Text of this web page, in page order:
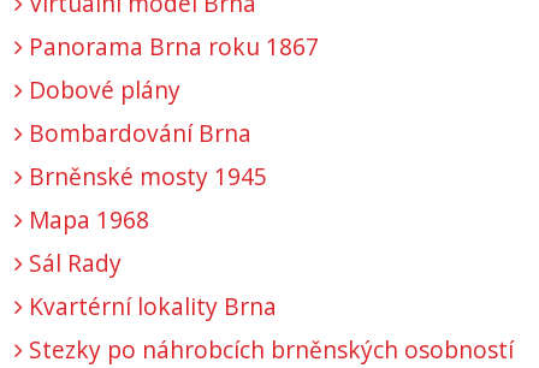
Panorama Brna roku 1867
Dobové plány
Bombardování Brna
Brněnské mosty 1945
Mapa 1968
Sál Rady
Kvartérní lokality Brna
Stezky po náhrobcích brněnských osobností